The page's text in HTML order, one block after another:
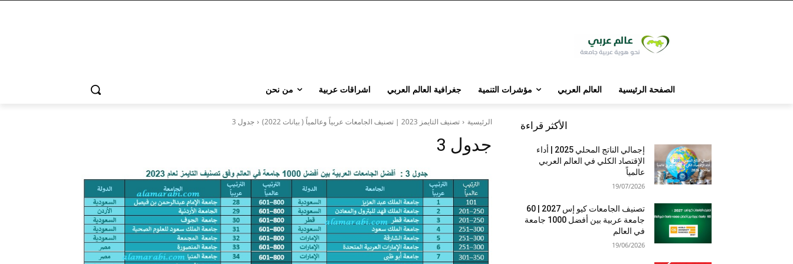
الصفحة الرئيسية العالم العربي مؤشرات التنمية جغرافية العالم العربي اشراقات عربية من نحن
الرئيسية تصنيف التايمز 2023 | تصنيف الجامعات عربياً وعالمياً ( بيانات 2022) جدول 3
جدول 3
الأكثر قراءة
إجمالي الناتج المحلي 2025 | أداء
الإقتصاد الكلي في العالم العربي
عالمياً
19/07/2026
تصنيف الجامعات كيو إس 2027 | 60
جامعة عربية بين أفضل 1000 جامعة
في العالم
19/06/2026